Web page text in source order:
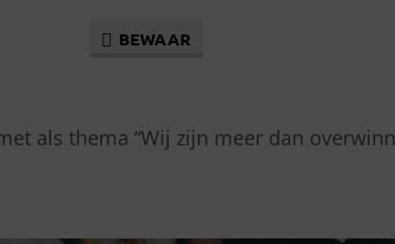
BEWAAR
als thema “Wij zijn meer dan